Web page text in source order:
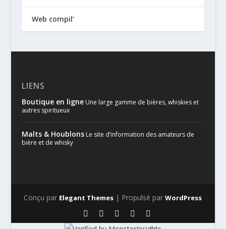
Web compil'
LIENS
Boutique en ligneUne large gamme de bières, whiskies et
autres spiritueux
Malts & HoublonsLe site d’information des amateurs de
bière et de whisky
Conçu par Elegant Themes | Propulsé parWordPress